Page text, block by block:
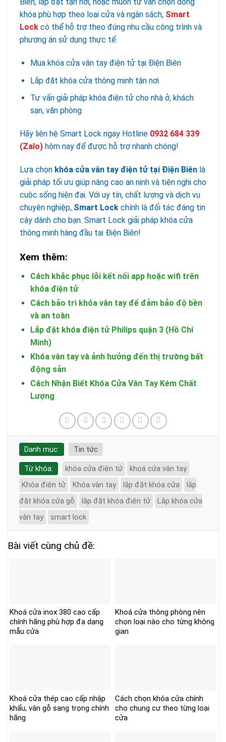
khóa phù hợp theo loại cửa và ngân sách, Smart
Lock có thể hỗ trợ theo đúng nhu cầu công trình và
phương án sử dụng thực tế.
Mua khóa cửa vân tay điện tử tại Điện Biên
Lắp đặt khóa cửa thông minh tận nơi
Tư vấn giải pháp khóa điện tử cho nhà ở, khách
sạn, văn phòng
Hãy liên hệ Smart Lock ngay Hotline 0932 684 339
(Zalo) hôm nay để được hỗ trợ nhanh chóng!
Lựa chọn khóa cửa vân tay điện tử tại Điện Biên là
giải pháp tối ưu giúp nâng cao an ninh và tiện nghi cho
cuộc sống hiện đại. Với uy tín, chất lượng và dịch vụ
chuyên nghiệp, Smart Lock chính là đối tác đáng tin
cậy dành cho bạn. Smart Lock giải pháp khóa cửa
thông minh hàng đầu tại Điện Biên!
Xem thêm:
Cách khắc phục lỗi kết nối app hoặc wifi trên
khóa điện tử
Cách bảo trì khóa vân tay để đảm bảo độ bền
và an toàn
Lắp đặt khóa điện tử Philips quận 3 (Hồ Chí
Minh)
Khóa vân tay và ảnh hưởng đến thị trường bất
động sản
Cách Nhận Biết Khóa Cửa Vân Tay Kém Chất
Lượng
Danh mục: Tin tức
Từ khóa: khóa cửa điện tử
khoá cửa vân tay
Khóa điện tử
Khóa vân tay lắp đặt khóa cửa
lắp
đặt khóa cửa gỗ
lắp đặt khóa điện tử
Lắp khóa cửa
vân tay
smart lock
Bài viết cùng chủ đề:
Khoá cửa inox 380 cao cấp
chính hãng phù hợp đa dạng
mẫu cửa
Khoá cửa thông phòng nên
chọn loại nào cho từng không
gian
Khoá cửa thép cao cấp nhập
khẩu, vân gỗ sang trọng chính
hãng
Cách chọn khóa cửa chính
cho chung cư theo từng loại
cửa